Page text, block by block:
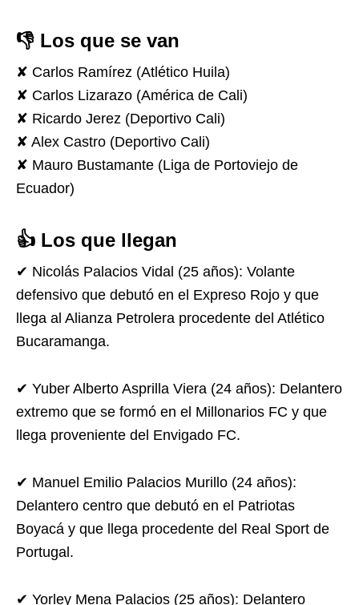
👎 Los que se van
✘ Carlos Ramírez (Atlético Huila)
✘ Carlos Lizarazo (América de Cali)
✘ Ricardo Jerez (Deportivo Cali)
✘ Alex Castro (Deportivo Cali)
✘ Mauro Bustamante (Liga de Portoviejo de
Ecuador)
👍 Los que llegan
✔ Nicolás Palacios Vidal (25 años): Volante
defensivo que debutó en el Expreso Rojo y que
llega al Alianza Petrolera procedente del Atlético
Bucaramanga.
✔ Yuber Alberto Asprilla Viera (24 años): Delantero
extremo que se formó en el Millonarios FC y que
llega proveniente del Envigado FC.
✔ Manuel Emilio Palacios Murillo (24 años):
Delantero centro que debutó en el Patriotas
Boyacá y que llega procedente del Real Sport de
Portugal.
✔ Yorley Mena Palacios (25 años): Delantero